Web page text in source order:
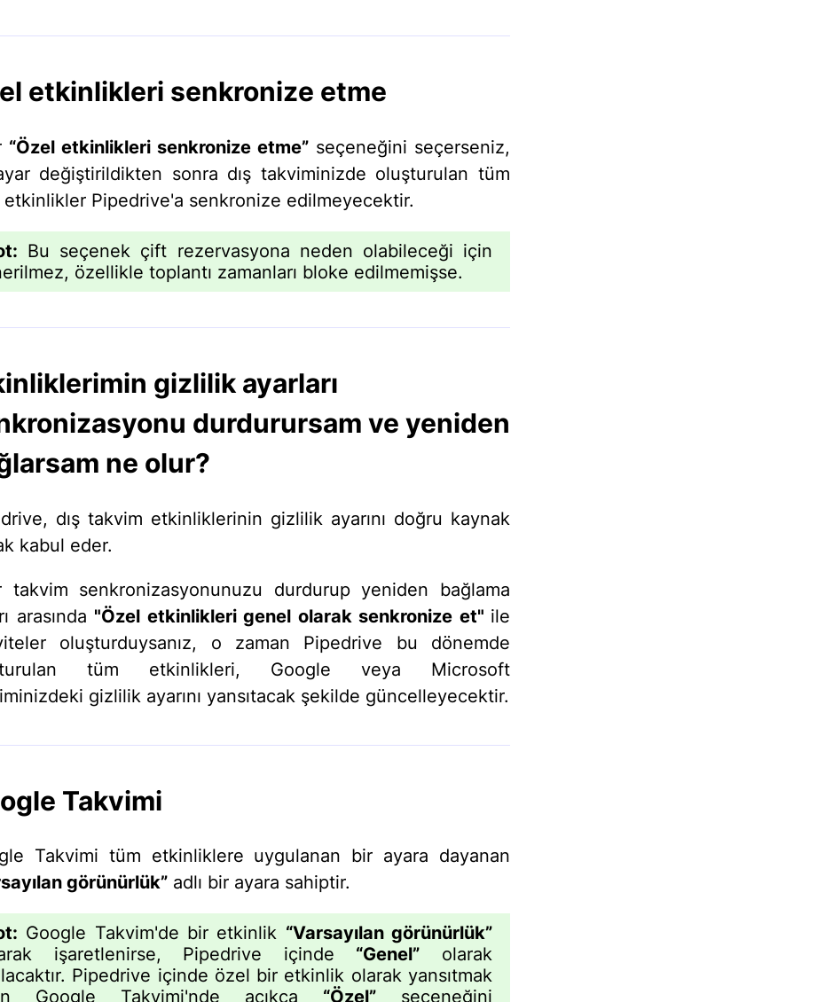
etkinlikleri senkronize etme
“Özel etkinlikleri senkronize etme” seçeneğini seçerseniz,
değiştirildikten sonra dış takviminizde oluşturulan tüm
etkinlikler Pipedrive'a senkronize edilmeyecektir.
Bu seçenek çift rezervasyona neden olabileceği için
özellikle toplantı zamanları bloke edilmemişse.
gizlilik ayarları
durdurursam ve yeniden
ne olur?
dış takvim etkinliklerinin gizlilik ayarını doğru kaynak
kabul eder.
takvim senkronizasyonunuzu durdurup yeniden bağlama
arasında "Özel etkinlikleri genel olarak senkronize et" ile
oluşturduysanız, o zaman Pipedrive bu dönemde
tüm etkinlikleri, Google veya Microsoft
gizlilik ayarını yansıtacak şekilde güncelleyecektir.
Takvimi
Takvimi tüm etkinliklere uygulanan bir ayara dayanan
görünürlük” adlı bir ayara sahiptir.
Google Takvim'de bir etkinlik “Varsayılan görünürlük”
işaretlenirse, Pipedrive içinde “Genel” olarak
Pipedrive içinde özel bir etkinlik olarak yansıtmak
Google Takvimi'nde açıkça “Özel” seçeneğini